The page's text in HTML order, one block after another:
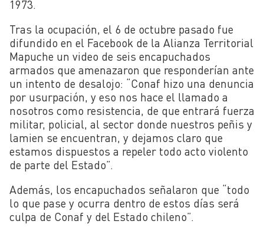
1973.
Tras la ocupación, el 6 de octubre pasado fue
difundido en el Facebook de la Alianza Territorial
Mapuche un video de seis encapuchados
armados que amenazaron que responderían ante
un intento de desalojo: “Conaf hizo una denuncia
por usurpación, y eso nos hace el llamado a
nosotros como resistencia, de que entrará fuerza
militar, policial, al sector donde nuestros peñis y
lamien se encuentran, y dejamos claro que
estamos dispuestos a repeler todo acto violento
de parte del Estado”.
Además, los encapuchados señalaron que “todo
lo que pase y ocurra dentro de estos días será
culpa de Conaf y del Estado chileno”.